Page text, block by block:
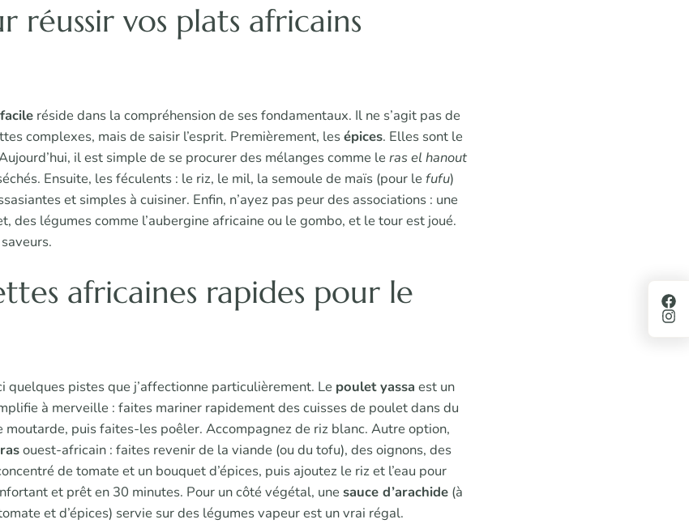
réussir vos plats africains
réside dans la compréhension de ses fondamentaux. Il ne s’agit pas de
complexes, mais de saisir l’esprit. Premièrement, lesépices. Elles sont le
il est simple de se procurer des mélanges comme le ras el hanout
Ensuite, les féculents : le riz, le mil, la semoule de maïs (pour le fufu)
et simples à cuisiner. Enfin, n’ayez pas peur des associations : une
des légumes comme l’aubergine africaine ou le gombo, et le tour est joué.
africaines rapides pour le
quelques pistes que j’affectionne particulièrement. Le poulet yassa est un
à merveille : faites mariner rapidement des cuisses de poulet dans du
moutarde, puis faites-les poêler. Accompagnez de riz blanc. Autre option,
ouest-africain : faites revenir de la viande (ou du tofu), des oignons, des
de tomate et un bouquet d’épices, puis ajoutez le riz et l’eau pour
et prêt en 30 minutes. Pour un côté végétal, une sauce d’arachide (à
et d’épices) servie sur des légumes vapeur est un vrai régal.